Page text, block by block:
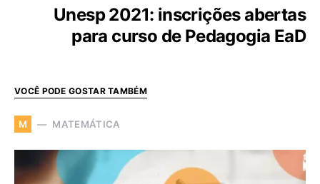
Unesp 2021: inscrições abertas
para curso de Pedagogia EaD
VOCÊ PODE GOSTAR TAMBÉM
M MATEMÁTICA